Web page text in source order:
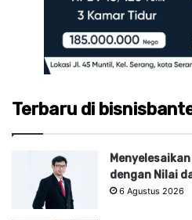
Terbaru di
dengan Nilai
6 Agustus 2026